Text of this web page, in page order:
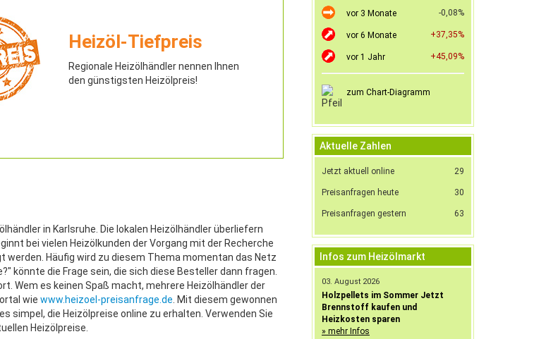
Heizöl-Tiefpreis
Regionale Heizölhändler nennen Ihnen
den günstigsten Heizölpreis!
in Karlsruhe. Die lokalen Heizölhändler überliefern
bei vielen Heizölkunden der Vorgang mit der Recherche
Häufig wird zu diesem Thema momentan das Netz
könnte die Frage sein, die sich diese Besteller dann fragen.
Wem es keinen Spaß macht, mehrere Heizölhändler der
wie www.heizoel-preisanfrage.de . Mit diesem gewonnen
simpel, die Heizölpreise online zu erhalten. Verwenden Sie
Heizölpreise.
vor 3 Monate -0,08%
vor 6 Monate +37,35%
vor 1 Jahr +45,09%
zum Chart-Diagramm
Aktuelle Zahlen
Jetzt aktuell online 29
Preisanfragen heute 30
Preisanfragen gestern 63
Infos zum Heizölmarkt
03. August 2026
Holzpellets im Sommer Jetzt
Brennstoff kaufen und
Heizkosten sparen
» mehr Infos